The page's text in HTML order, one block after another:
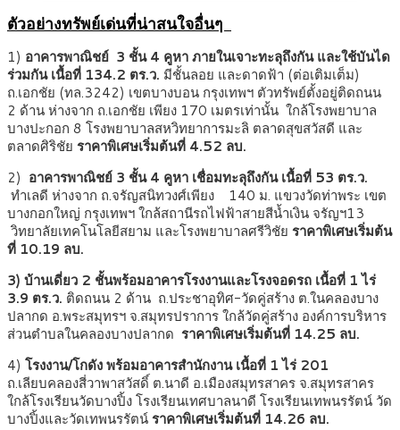
ตัวอย่างทรัพย์เด่นที่น่าสนใจอื่นๆ
1) อาคารพาณิชย์ 3 ชั้น 4 คูหา ภายในเจาะทะลุถึงกัน และใช้บันได
ร่วมกัน เนื้อที่ 134.2 ตร.ว. มีชั้นลอย และดาดฟ้า (ต่อเติมเต็ม)
ถ.เอกชัย (ทล.3242) เขตบางบอน กรุงเทพฯ ตัวทรัพย์ตั้งอยู่ติดถนน
2 ด้าน ห่างจาก ถ.เอกชัย เพียง 170 เมตรเท่านั้น ใกล้โรงพยาบาล
บางปะกอก 8 โรงพยาบาลสหวิทยาการมะลิ ตลาดสุขสวัสดี และ
ตลาดศิริชัย ราคาพิเศษเริ่มต้นที่ 4.52 ลบ.
2) อาคารพาณิชย์ 3 ชั้น 4 คูหา เชื่อมทะลุถึงกัน เนื้อที่ 53 ตร.ว.
ทำเลดี ห่างจาก ถ.จรัญสนิทวงศ์เพียง 140 ม. แขวงวัดท่าพระ เขต
บางกอกใหญ่ กรุงเทพฯ ใกล้สถานีรถไฟฟ้าสายสีน้ำเงิน จรัญฯ13
วิทยาลัยเทคโนโลยีสยาม และโรงพยาบาลศรีวิชัย ราคาพิเศษเริ่มต้น
ที่ 10.19 ลบ.
3) บ้านเดี่ยว 2 ชั้นพร้อมอาคารโรงงานและโรงจอดรถ เนื้อที่ 1 ไร่
3.9 ตร.ว. ติดถนน 2 ด้าน ถ.ประชาอุทิศ-วัดคู่สร้าง ต.ในคลองบาง
ปลากด อ.พระสมุทรฯ จ.สมุทรปราการ ใกล้วัดคู่สร้าง องค์การบริหาร
ส่วนตำบลในคลองบางปลากด ราคาพิเศษเริ่มต้นที่ 14.25 ลบ.
4) โรงงาน/โกดัง พร้อมอาคารสำนักงาน เนื้อที่ 1 ไร่ 201
ถ.เลียบคลองสี่วาพาสวัสดิ์ ต.นาดี อ.เมืองสมุทรสาคร จ.สมุทรสาคร
ใกล้โรงเรียนวัดบางปิ้ง โรงเรียนเทศบาลนาดี โรงเรียนเทพนรรัตน์ วัด
บางปิ้งและวัดเทพนรรัตน์ราคาพิเศษเริ่มต้นที่ 14.26 ลบ.